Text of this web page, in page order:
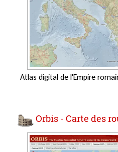
Atlas digital de l'Empire
Orbis - Carte des